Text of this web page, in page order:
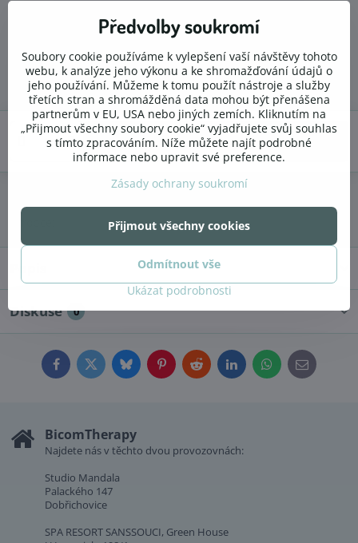
svalů. Vitamín K přispívá k normální srážlivosti krve a udržení
Čtěte více
280 Kč
Do košíku
Diskuse 0
FacebookTwitterBlueskyPinterestRedditLinkedInWhatsApp
E-
mail
BicomTherapy
Najdete nás v těchto dvou provozovnách:
Studio Mandala
Palackého 147
Dobřichovice
SPA RESORT SANSSOUCI, Green House
Předvolby soukromí
Soubory cookie používáme k vylepšení vaší návštěvy tohoto
webu, k analýze jeho výkonu a ke shromažďování údajů o
jeho používání. Můžeme k tomu použít nástroje a služby
třetích stran a shromážděná data mohou být přenášena
partnerům v EU, USA nebo jiných zemích. Kliknutím na
„Přijmout všechny soubory cookie“ vyjadřujete svůj souhlas
s tímto zpracováním. Níže můžete najít podrobné
informace nebo upravit své preference.
Zásady ochrany soukromí
Ukázat podrobnosti
Přijmout všechny cookies
Odmítnout vše